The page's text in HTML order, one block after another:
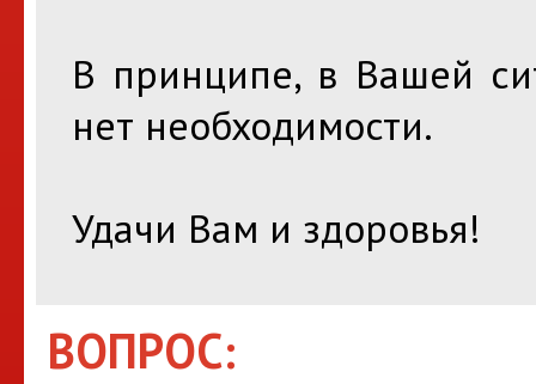
В принципе, в Вашей
нет необходимости.
Удачи Вам и здоровья!
ВОПРОС: